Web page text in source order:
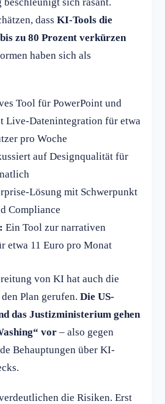
dass KI-Tools die
zu 80 Prozent verkürzen
haben sich als
Tool für PowerPoint und
Live-Datenintegration für etwa
pro Woche
auf Designqualität für
Lösung mit Schwerpunkt
Compliance
Ein Tool zur narrativen
etwa 11 Euro pro Monat
von KI hat auch die
Plan gerufen. Die US-
das Justizministerium gehen
vor – also gegen
Behauptungen über KI-
die Risiken. Erst